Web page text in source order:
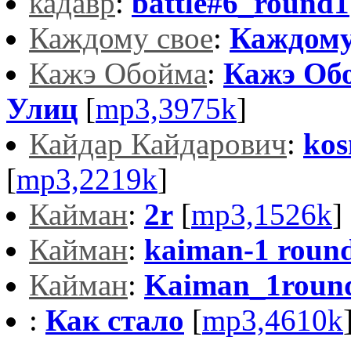
Каждому свое:
Кажэ Обойма: Кажэ
Улиц [mp3,3975k]
Кайдар Кайдарович:
[mp3,2219k]
Кайман: 2r [mp3,1526k]
Кайман: kaiman-1
Кайман:
: Как стало [mp3,4610k